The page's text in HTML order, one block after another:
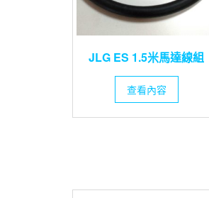
JLG ES 1.5米馬達線組
查看內容